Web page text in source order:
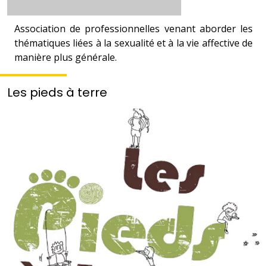
Association de professionnelles venant aborder les
thématiques liées à la sexualité et à la vie affective de
manière plus générale.
Les pieds à terre